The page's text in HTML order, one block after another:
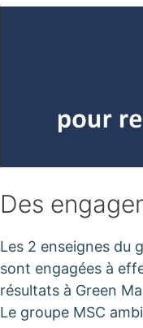
Des
Les 2 enseignes du
sont engagées à
résultats à Green
Le groupe MSC